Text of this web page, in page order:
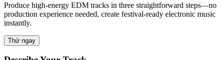
Produce high-energy EDM tracks in three straightforward steps—no
production experience needed, create festival-ready electronic music
instantly.
Thử ngay